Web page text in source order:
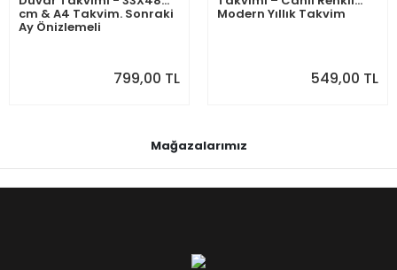
cm & A4 Takvim. Sonraki
Ay Önizlemeli
799,00 TL
Modern Yıllık Takvim
549,00 TL
Mağazalarımız